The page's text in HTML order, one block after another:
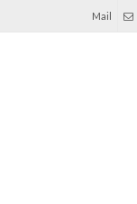
Mail